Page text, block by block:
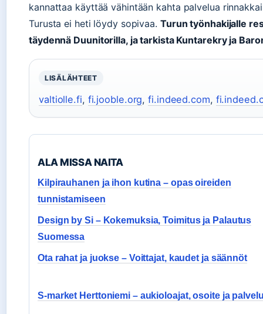
kannattaa käyttää vähintään kahta palvelua
Turusta ei heti löydy sopivaa. Turun työnhakijalle
täydennä Duunitorilla, ja tarkista Kuntarekry ja
LISÄLÄHTEET
valtiolle.fi, fi.jooble.org,fi.indeed.com,
ALA MISSA NAITA
Kilpirauhanen ja ihon kutina – opas oireiden
tunnistamiseen
Design by Si – Kokemuksia, Toimitus ja Palautus
Suomessa
Ota rahat ja juokse – Voittajat, kaudet ja säännöt
S-market Herttoniemi – aukioloajat, osoite ja